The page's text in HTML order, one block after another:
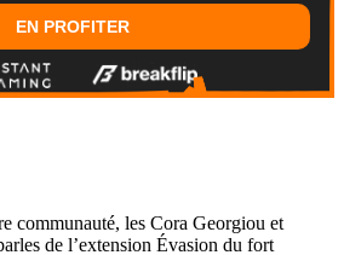
EN PROFITER
communauté, les Cora Georgiou et
de l’extension Évasion du fort